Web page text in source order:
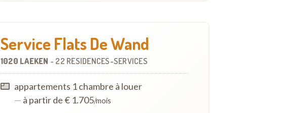
Service Flats De Wand
1020 LAEKEN - 22 RÉSIDENCES-SERVICES
appartements 1 chambre à louer
— à partir de € 1.705/mois